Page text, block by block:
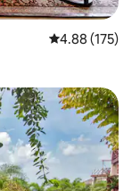
औसत रेटिंग 5 में से
4.88 (175)